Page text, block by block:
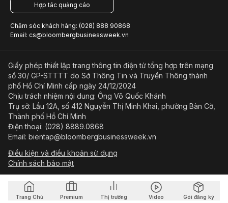
Trang Chủ Premium Thị trường Video Gói đăng ký
Hợp tác quảng cáo
Chăm sóc khách hàng: (028) 888 90868
Email: cs@bloombergbusinessweek.vn
Giấy phép thiết lập trang thông tin điện tử tổng hợp trên mạng
số 30/ GP-STTTT do Sở Thông Tin và Truyền Thông thành
phố Hồ Chí Minh cấp ngày 24/12/2024
Chịu trách nhiệm nội dung: Ông Võ Quốc Khánh
Trụ sở: Lầu 12A, số 412 Nguyễn Thị Minh Khai, phường Bàn Cờ,
Thành phố Hồ Chí Minh
Điện thoại: (028) 8889.0868
Email: bientap@bloombergbusinessweek.vn
Điều kiện và điều khoản sử dụng
Chính sách bảo mật
© Copyright 2023-2026 Công ty Cổ phần Beacon Asia Media